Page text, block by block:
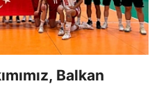
Balkan